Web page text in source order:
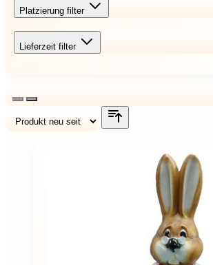
Platzierung filter
Lieferzeit filter